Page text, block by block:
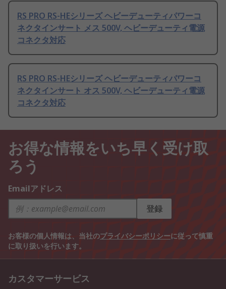
RS PRO RS-HEシリーズ ヘビーデューティパワーコ
ネクタインサート メス 500V, ヘビーデューティ電源
コネクタ対応
RS PRO RS-HEシリーズ ヘビーデューティパワーコ
ネクタインサート オス 500V, ヘビーデューティ電源
コネクタ対応
お得な情報をいち早く受け取
ろう
Emailアドレス
登録
お客様の個人情報は、当社のプライバシーポリシーに従って慎重
に取り扱いを行います。
カスタマーサービス